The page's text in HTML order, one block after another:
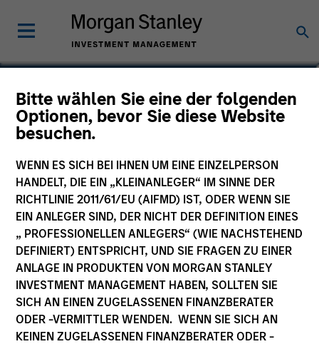
Bitte wählen Sie eine der folgenden
Optionen, bevor Sie diese Website
besuchen.
WENN ES SICH BEI IHNEN UM EINE EINZELPERSON
HANDELT, DIE EIN „KLEINANLEGER“ IM SINNE DER
RICHTLINIE 2011/61/EU (AIFMD) IST, ODER WENN SIE
EIN ANLEGER SIND, DER NICHT DER DEFINITION EINES
„ PROFESSIONELLEN ANLEGERS“ (WIE NACHSTEHEND
DEFINIERT) ENTSPRICHT, UND SIE FRAGEN ZU EINER
ANLAGE IN PRODUKTEN VON MORGAN STANLEY
INVESTMENT MANAGEMENT HABEN, SOLLTEN SIE
SICH AN EINEN ZUGELASSENEN FINANZBERATER
ODER -VERMITTLER WENDEN. WENN SIE SICH AN
KEINEN ZUGELASSENEN FINANZBERATER ODER -
Damon Wu
Portfolio Manager